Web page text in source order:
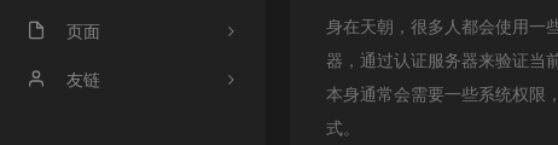
程序人生
ACM
页面
好奇心害死猫
友链
身在天朝，很多人都会使用一
器，通过认证服务器来验证当
本身通常会需要一些系统权限
式。